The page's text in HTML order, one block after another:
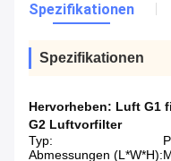
Spezifikationen
Spezifikationen
Hervorheben: Luft G1
G2 Luftvorfilter
Typ:
Abmessungen (L*W*H):